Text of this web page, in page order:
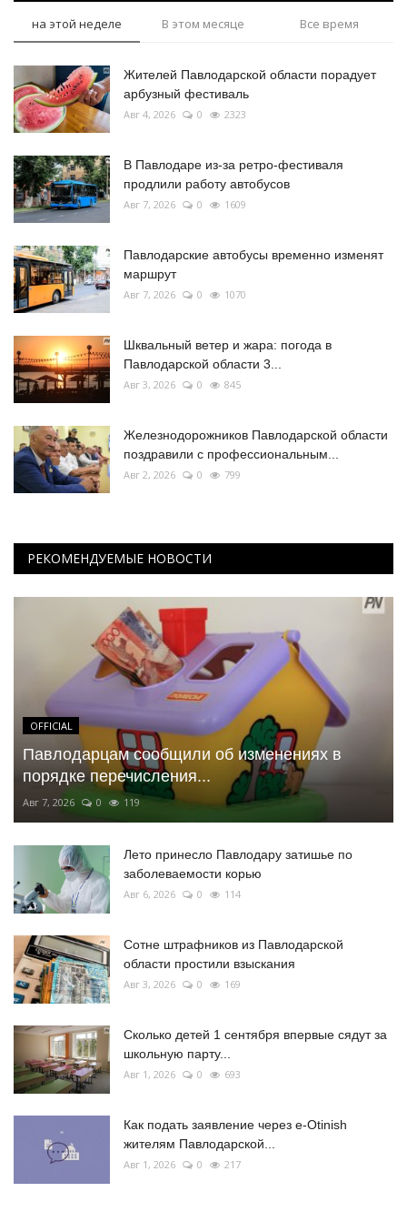
на этой неделе В этом месяце Все время
Жителей Павлодарской области порадует
арбузный фестиваль
Авг 4, 2026 0 2323
В Павлодаре из-за ретро-фестиваля
продлили работу автобусов
Авг 7, 2026 0 1609
Павлодарские автобусы временно изменят
маршрут
Авг 7, 2026 0 1070
Шквальный ветер и жара: погода в
Павлодарской области 3...
Авг 3, 2026 0 845
Железнодорожников Павлодарской области
поздравили с профессиональным...
Авг 2, 2026 0 799
РЕКОМЕНДУЕМЫЕ НОВОСТИ
OFFICIAL
Павлодарцам сообщили об изменениях в
порядке перечисления...
Авг 7, 2026 0 119
Лето принесло Павлодару затишье по
заболеваемости корью
Авг 6, 2026 0 114
Сотне штрафников из Павлодарской
области простили взыскания
Авг 3, 2026 0 169
Сколько детей 1 сентября впервые сядут за
школьную парту...
Авг 1, 2026 0 693
Как подать заявление через e-Otinish
жителям Павлодарской...
Авг 1, 2026 0 217